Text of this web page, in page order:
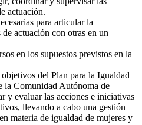
actuación.
para articular la
actuación con otras en un
en los supuestos previstos en la
del Plan para la Igualdad
la Comunidad Autónoma de
y evaluar las acciones e iniciativas
llevando a cabo una gestión
materia de igualdad de mujeres y